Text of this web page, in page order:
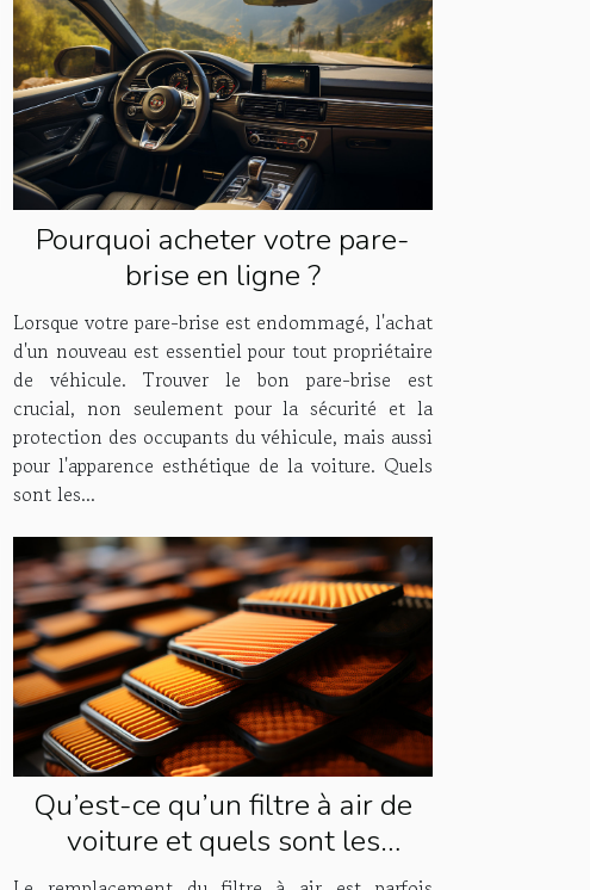
Pourquoi acheter votre pare-
brise en ligne ?
Lorsque votre pare-brise est endommagé, l'achat
d'un nouveau est essentiel pour tout propriétaire
de véhicule. Trouver le bon pare-brise est
crucial, non seulement pour la sécurité et la
protection des occupants du véhicule, mais aussi
pour l'apparence esthétique de la voiture. Quels
sont les...
Qu’est-ce qu’un filtre à air de
voiture et quels sont les
avantages et inconvénients de